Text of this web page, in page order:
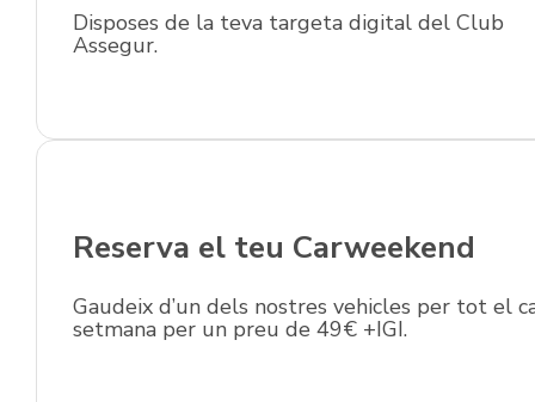
Disposes de la teva targeta digital del Club
Assegur.
Reserva el teu Carweekend
Gaudeix d’un dels nostres vehicles per tot el
setmana per un preu de 49€ +IGI.